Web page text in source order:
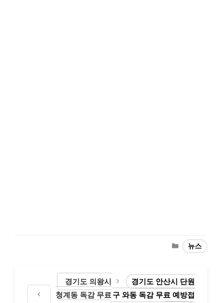
Categories
뉴스
경기도 의왕시
청계동 독감 무료
경기도 안산시 단원
구 와동 독감 무료 예방접